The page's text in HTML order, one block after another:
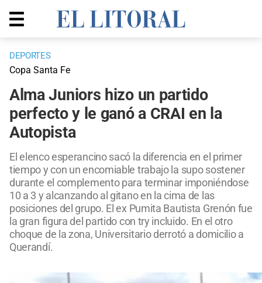
DEPORTES
Copa Santa Fe
Alma Juniors hizo un partido
perfecto y le ganó a CRAI en la
Autopista
El elenco esperancino sacó la diferencia en el primer
tiempo y con un encomiable trabajo la supo sostener
durante el complemento para terminar imponiéndose
10 a 3 y alcanzando al gitano en la cima de las
posiciones del grupo. El ex Pumita Bautista Grenón fue
la gran figura del partido con try incluido. En el otro
choque de la zona, Universitario derrotó a domicilio a
Querandí.